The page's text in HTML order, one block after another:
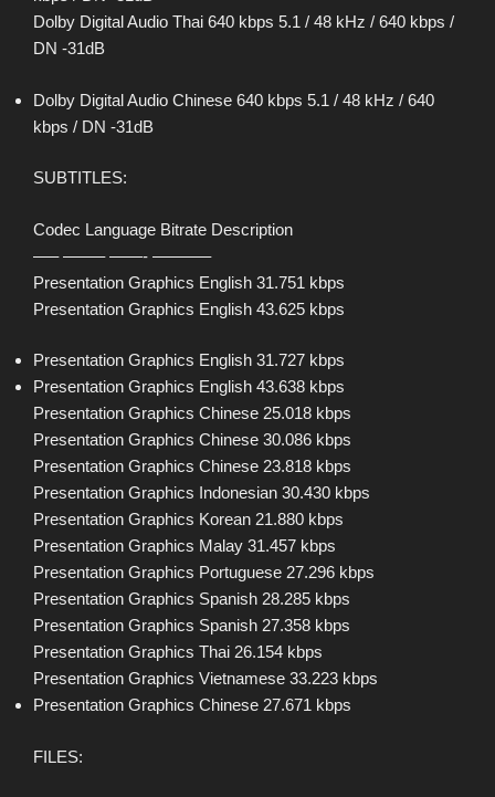
Dolby Digital Audio Thai 640 kbps 5.1 / 48 kHz / 640 kbps /
DN -31dB
Dolby Digital Audio Chinese 640 kbps 5.1 / 48 kHz / 640
kbps / DN -31dB
SUBTITLES:
Codec Language Bitrate Description
—– ——– ——- ———–
Presentation Graphics English 31.751 kbps
Presentation Graphics English 43.625 kbps
Presentation Graphics English 31.727 kbps
Presentation Graphics English 43.638 kbps
Presentation Graphics Chinese 25.018 kbps
Presentation Graphics Chinese 30.086 kbps
Presentation Graphics Chinese 23.818 kbps
Presentation Graphics Indonesian 30.430 kbps
Presentation Graphics Korean 21.880 kbps
Presentation Graphics Malay 31.457 kbps
Presentation Graphics Portuguese 27.296 kbps
Presentation Graphics Spanish 28.285 kbps
Presentation Graphics Spanish 27.358 kbps
Presentation Graphics Thai 26.154 kbps
Presentation Graphics Vietnamese 33.223 kbps
Presentation Graphics Chinese 27.671 kbps
FILES: